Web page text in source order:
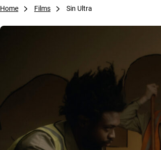
Home Films Sin Ultra